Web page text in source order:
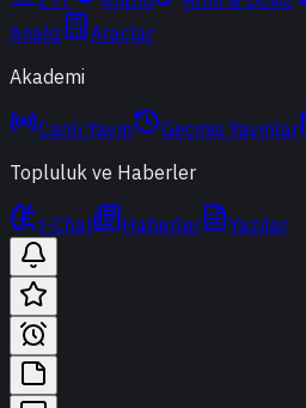
Analiz
Araçlar
Akademi
Canlı Yayın Geçmiş Yayınlar
Topluluk ve Haberler
t-Chat Haberler Yazılar